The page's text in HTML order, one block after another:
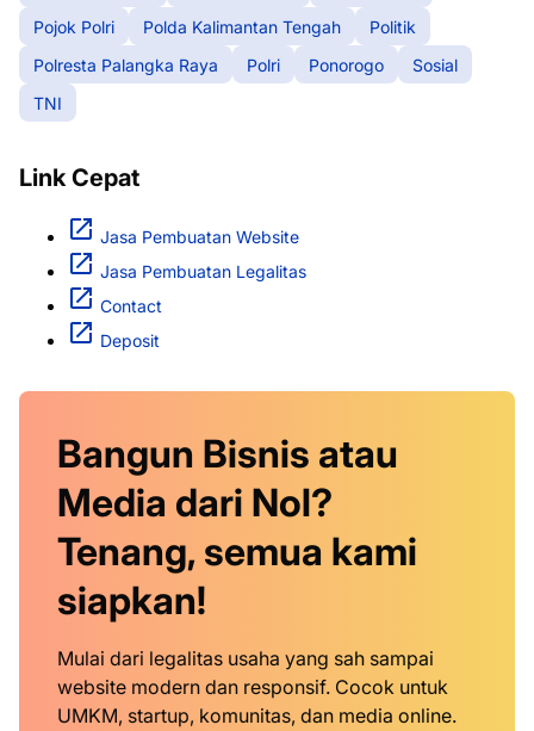
Pojok Polri
Polda Kalimantan Tengah
Politik
Polresta Palangka Raya
Polri Ponorogo
Sosial
TNI
Link Cepat
Jasa Pembuatan Website
Jasa Pembuatan Legalitas
Contact
Deposit
Bangun Bisnis atau
Media dari Nol?
Tenang, semua kami
siapkan!
Mulai dari legalitas usaha yang sah sampai
website modern dan responsif. Cocok untuk
UMKM, startup, komunitas, dan media online.